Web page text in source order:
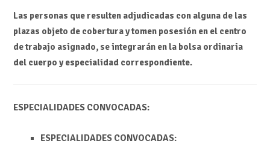
Las personas que resulten adjudicadas con alguna de las
plazas objeto de cobertura y tomen posesión en el centro
de trabajo asignado, se integrarán en la bolsa ordinaria
del cuerpo y especialidad correspondiente.
ESPECIALIDADES CONVOCADAS:
ESPECIALIDADES CONVOCADAS: